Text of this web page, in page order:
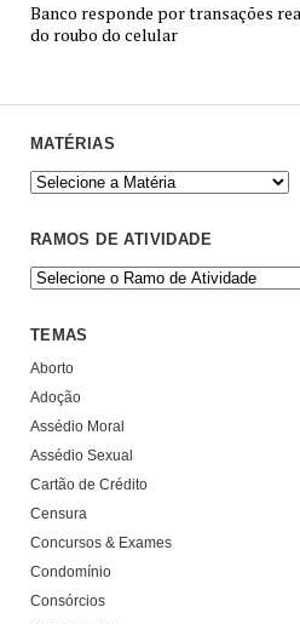
Banco responde por transações
do roubo do celular
MATÉRIAS
RAMOS DE ATIVIDADE
TEMAS
Aborto
Adoção
Assédio Moral
Assédio Sexual
Cartão de Crédito
Censura
Concursos & Exames
Condomínio
Consórcios